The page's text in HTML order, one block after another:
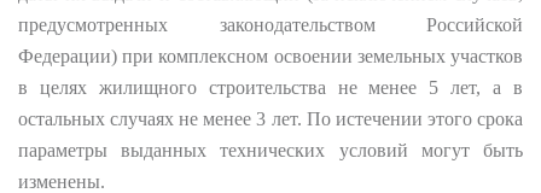
предусмотренных законодательством Российской
Федерации) при комплексном освоении земельных участков
в целях жилищного строительства не менее 5 лет, а в
остальных случаях не менее 3 лет. По истечении этого срока
параметры выданных технических условий могут быть
изменены.